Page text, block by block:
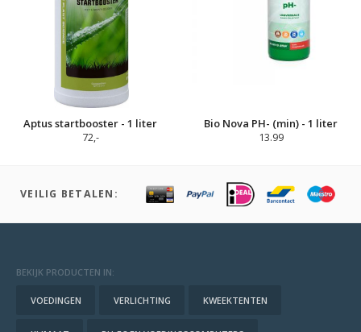
Aptus startbooster - 1 liter
72,-
Bio Nova PH- (min) - 1 liter
13.99
VEILIG BETALEN:
BEKIJK PRODUCTEN IN:
VOEDINGEN VERLICHTING KWEEKTENTEN